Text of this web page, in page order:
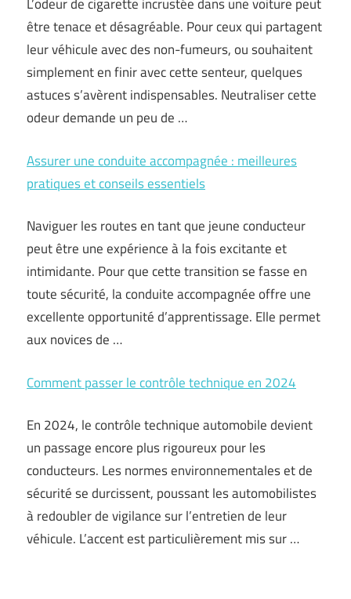
être tenace et désagréable. Pour ceux qui partagent
leur véhicule avec des non-fumeurs, ou souhaitent
simplement en finir avec cette senteur, quelques
astuces s’avèrent indispensables. Neutraliser cette
odeur demande un peu de …
Assurer une conduite accompagnée : meilleures
pratiques et conseils essentiels
Naviguer les routes en tant que jeune conducteur
peut être une expérience à la fois excitante et
intimidante. Pour que cette transition se fasse en
toute sécurité, la conduite accompagnée offre une
excellente opportunité d’apprentissage. Elle permet
aux novices de …
Comment passer le contrôle technique en 2024
En 2024, le contrôle technique automobile devient
un passage encore plus rigoureux pour les
conducteurs. Les normes environnementales et de
sécurité se durcissent, poussant les automobilistes
à redoubler de vigilance sur l’entretien de leur
véhicule. L’accent est particulièrement mis sur …